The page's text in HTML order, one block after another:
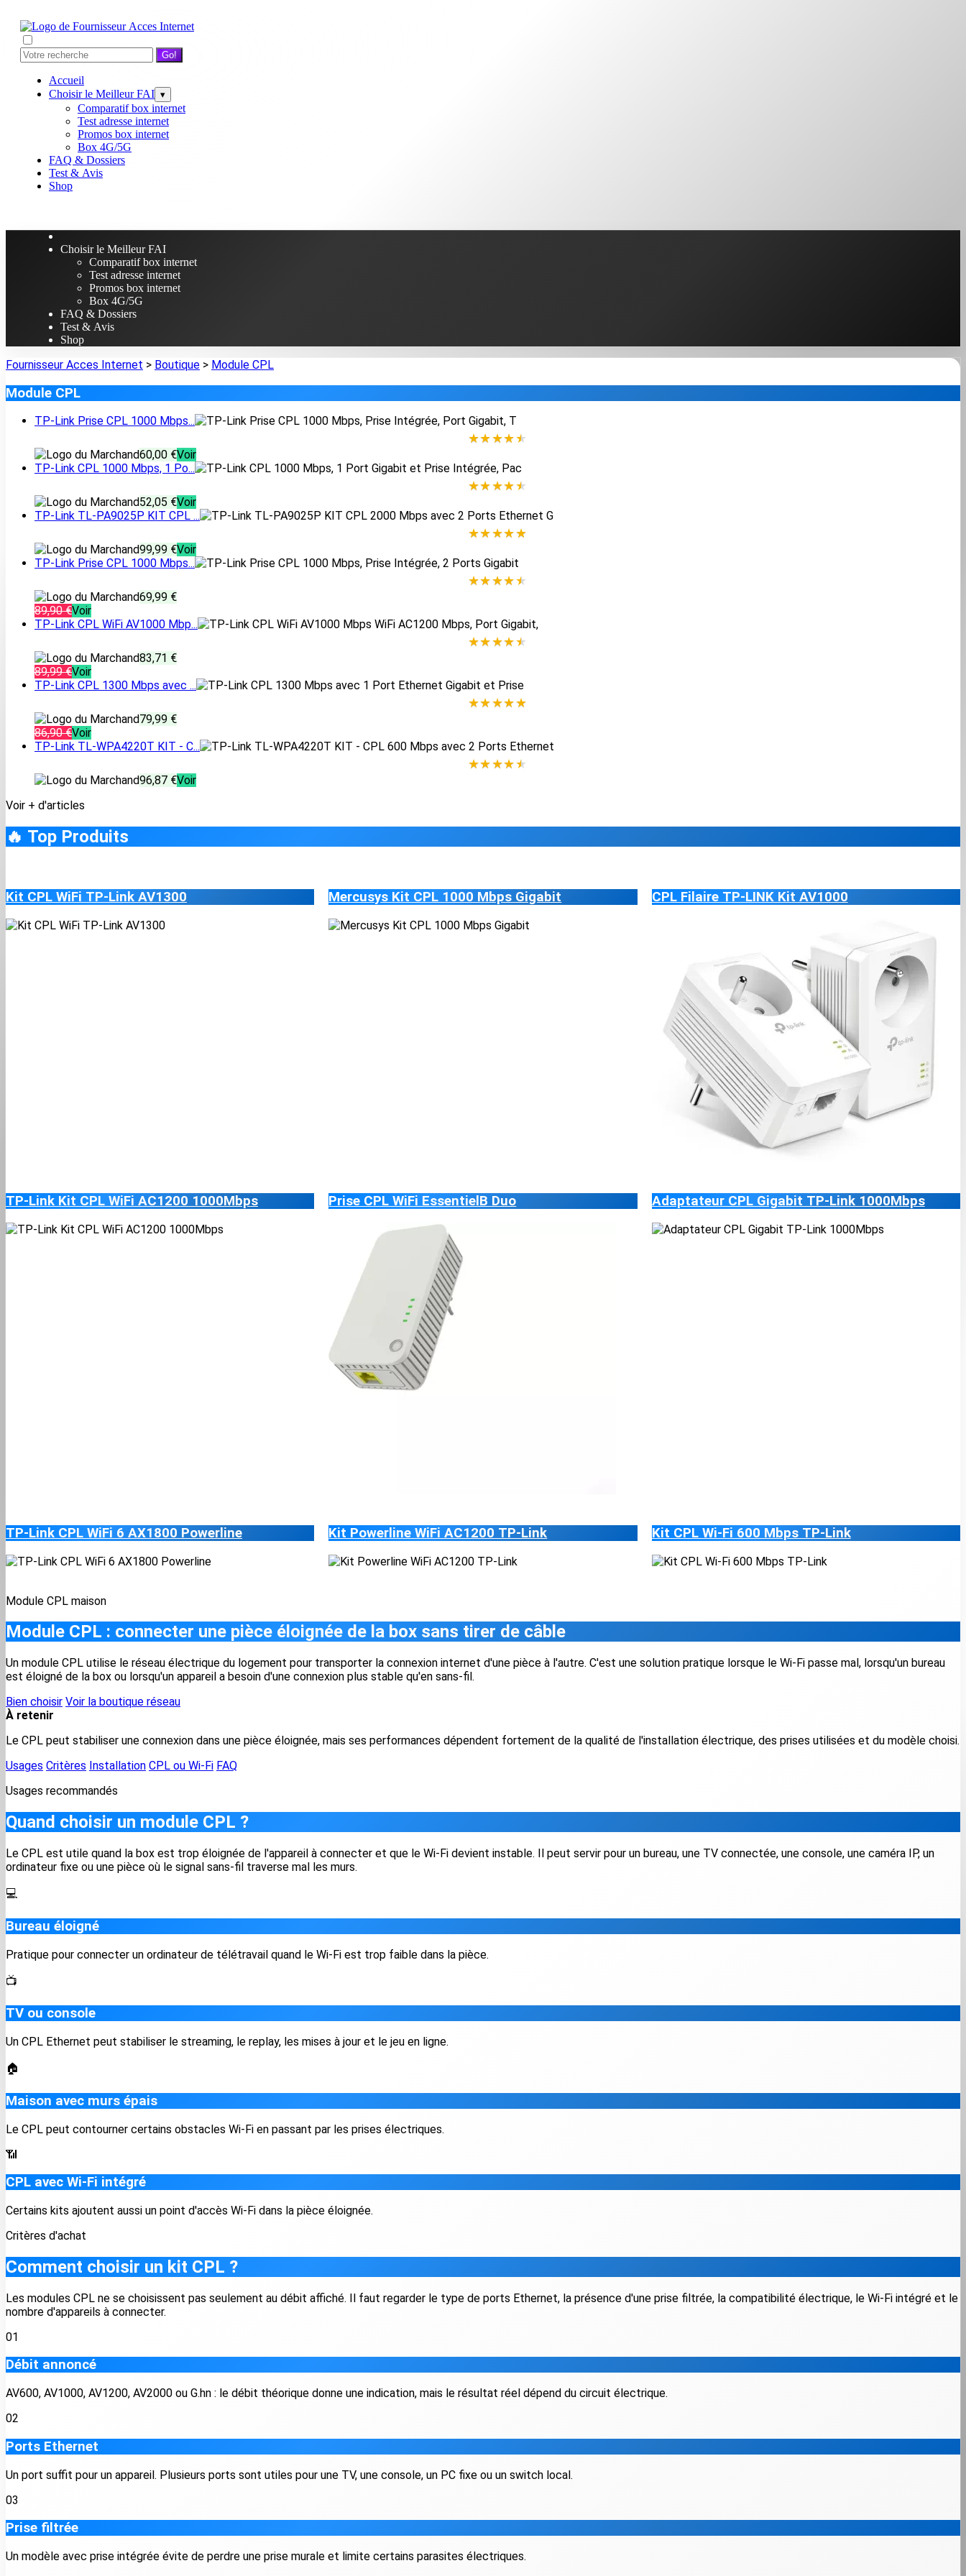
Go!
Accueil
Choisir le Meilleur FAI ▾
Comparatif box internet
Test adresse internet
Promos box internet
Box 4G/5G
FAQ & Dossiers
Test & Avis
Shop
Choisir le Meilleur FAI
Comparatif box internet
Test adresse internet
Promos box internet
Box 4G/5G
FAQ & Dossiers
Test & Avis
Shop
Fournisseur Acces Internet > Boutique > Module CPL
Module CPL
TP-Link Prise CPL 1000 Mbps...
★★★★★
60,00 €Voir
TP-Link CPL 1000 Mbps, 1 Po...
★★★★★
52,05 €Voir
TP-Link TL-PA9025P KIT CPL ...
★★★★★
99,99 €Voir
TP-Link Prise CPL 1000 Mbps...
★★★★★
69,99 €
89,90 €Voir
TP-Link CPL WiFi AV1000 Mbp...
★★★★★
83,71 €
89,99 €Voir
TP-Link CPL 1300 Mbps avec ...
★★★★★
79,99 €
86,90 €Voir
TP-Link TL-WPA4220T KIT - C...
★★★★★
96,87 €Voir
Voir + d'articles
🔥 Top Produits
Kit CPL WiFi TP-Link AV1300 Mercusys Kit CPL 1000 Mbps Gigabit CPL Filaire TP-LINK Kit AV1000
TP-Link Kit CPL WiFi AC1200 1000Mbps Prise CPL WiFi EssentielB Duo Adaptateur CPL Gigabit TP-Link 1000Mbps
TP-Link CPL WiFi 6 AX1800 Powerline Kit Powerline WiFi AC1200 TP-Link Kit CPL Wi-Fi 600 Mbps TP-Link
Module CPL maison
Module CPL : connecter une pièce éloignée de la box sans tirer de câble
Un module CPL utilise le réseau électrique du logement pour transporter la connexion internet d'une pièce à l'autre. C'est une solution pratique lorsque le Wi-Fi passe mal, lorsqu'un bureau
est éloigné de la box ou lorsqu'un appareil a besoin d'une connexion plus stable qu'en sans-fil.
Bien choisir Voir la boutique réseau
À retenir
Le CPL peut stabiliser une connexion dans une pièce éloignée, mais ses performances dépendent fortement de la qualité de l'installation électrique, des prises utilisées et du modèle choisi.
Usages Critères Installation CPL ou Wi-Fi FAQ
Usages recommandés
Quand choisir un module CPL ?
Le CPL est utile quand la box est trop éloignée de l'appareil à connecter et que le Wi-Fi devient instable. Il peut servir pour un bureau, une TV connectée, une console, une caméra IP, un
ordinateur fixe ou une pièce où le signal sans-fil traverse mal les murs.
💻
Bureau éloigné
Pratique pour connecter un ordinateur de télétravail quand le Wi-Fi est trop faible dans la pièce.
📺
TV ou console
Un CPL Ethernet peut stabiliser le streaming, le replay, les mises à jour et le jeu en ligne.
🏠
Maison avec murs épais
Le CPL peut contourner certains obstacles Wi-Fi en passant par les prises électriques.
📶
CPL avec Wi-Fi intégré
Certains kits ajoutent aussi un point d'accès Wi-Fi dans la pièce éloignée.
Critères d'achat
Comment choisir un kit CPL ?
Les modules CPL ne se choisissent pas seulement au débit affiché. Il faut regarder le type de ports Ethernet, la présence d'une prise filtrée, la compatibilité électrique, le Wi-Fi intégré et le
nombre d'appareils à connecter.
01
Débit annoncé
AV600, AV1000, AV1200, AV2000 ou G.hn : le débit théorique donne une indication, mais le résultat réel dépend du circuit électrique.
02
Ports Ethernet
Un port suffit pour un appareil. Plusieurs ports sont utiles pour une TV, une console, un PC fixe ou un switch local.
03
Prise filtrée
Un modèle avec prise intégrée évite de perdre une prise murale et limite certains parasites électriques.